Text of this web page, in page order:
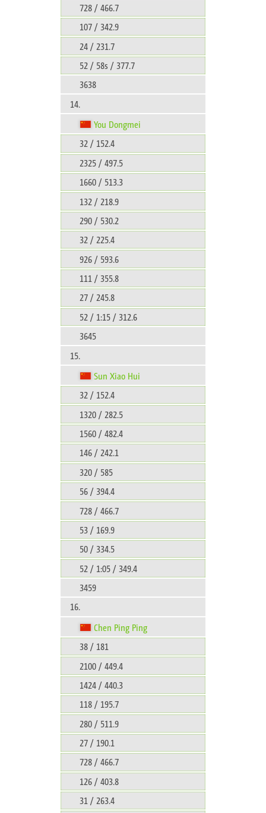
728 / 466.7
107 / 342.9
24 / 231.7
52 / 58s / 377.7
3638
14.
You Dongmei
32 / 152.4
2325 / 497.5
1660 / 513.3
132 / 218.9
290 / 530.2
32 / 225.4
926 / 593.6
111 / 355.8
27 / 245.8
52 / 1:15 / 312.6
3645
15.
Sun Xiao Hui
32 / 152.4
1320 / 282.5
1560 / 482.4
146 / 242.1
320 / 585
56 / 394.4
728 / 466.7
53 / 169.9
50 / 334.5
52 / 1:05 / 349.4
3459
16.
Chen Ping Ping
38 / 181
2100 / 449.4
1424 / 440.3
118 / 195.7
280 / 511.9
27 / 190.1
728 / 466.7
126 / 403.8
31 / 263.4